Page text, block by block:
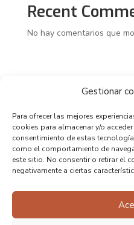
Gestionar
Para ofrecer las mejores
cookies para almacenar y/o
consentimiento de estas
como el comportamiento de
este sitio. No consentir o retirar el
negativamente a ciertas
Recent
No hay comentarios que